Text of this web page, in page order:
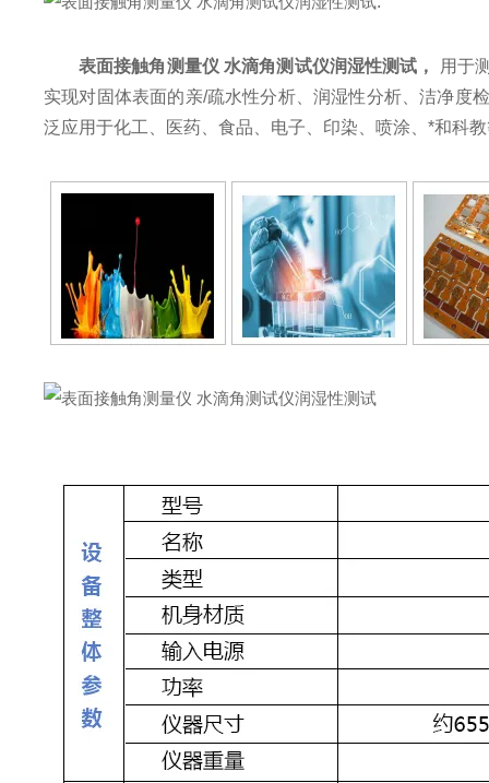
表面接触角测量仪 水滴角测试仪润湿性测试 ，
用于
实现对固体表面的亲/疏水性分析、润湿性分析、洁净度
泛应用于化工、医药、食品、电子、印染、喷涂、*和科